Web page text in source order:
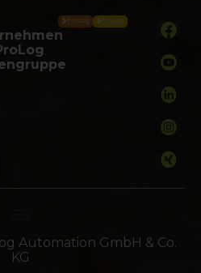
Automation GmbH & Co.
KG